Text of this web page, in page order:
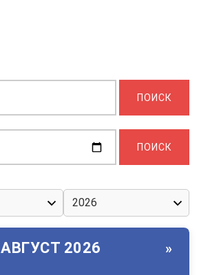
АВГУСТ 2026 »